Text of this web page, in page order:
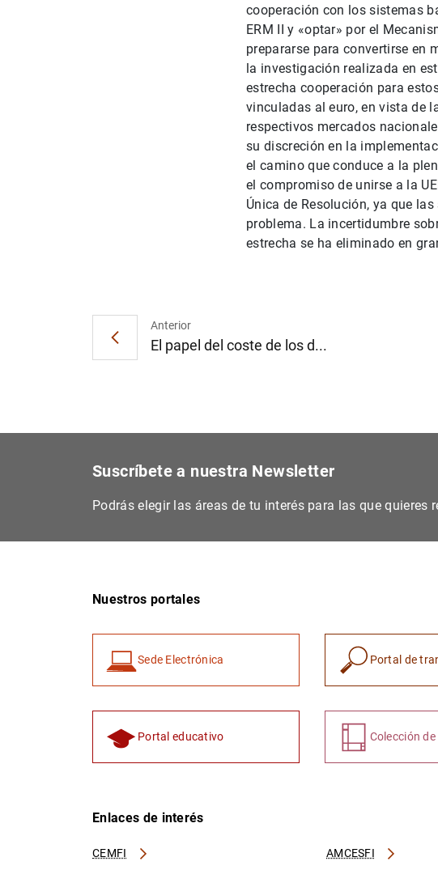
cooperación con los sistemas
ERM II y «optar» por el
prepararse para convertirse en
la investigación realizada en
estrecha cooperación para
vinculadas al euro, en vista de
respectivos mercados
su discreción en la
el camino que conduce a la
el compromiso de unirse a la
Única de Resolución, ya que
problema. La incertidumbre
estrecha se ha eliminado en
Anterior
El papel del coste de los d...
Suscríbete a nuestra Newsletter
Podrás elegir las áreas de tu interés para las que quieres
Nuestros portales
Sede Electrónica Portal de
Portal educativo Colección
Enlaces de interés
CEMFI AMCESFI